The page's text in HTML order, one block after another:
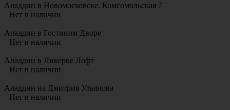
Аладдин в Новомосковске. Комсомольская 7
Нет в наличии
Аладдин в Гостином Дворе
Нет в наличии
Аладдин в Ликерке Лофт
Нет в наличии
Аладдин на Дмитрия Ульянова
Нет в наличии